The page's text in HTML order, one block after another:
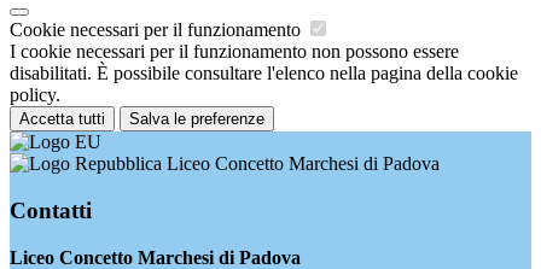
Cookie necessari per il funzionamento
I cookie necessari per il funzionamento non possono essere
disabilitati. È possibile consultare l'elenco nella pagina della cookie
policy.
Accetta tutti Salva le preferenze
Liceo Concetto Marchesi di Padova
Contatti
Liceo Concetto Marchesi di Padova